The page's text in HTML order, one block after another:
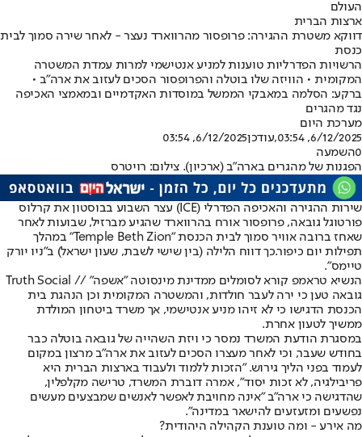
העולם
ארצות הברית
דווקא משטרת ההגירה: פרופסור מהרווארד נעצר - לאחר שירה סמוך לבית
כנסת
הרשויות הפדרליות טוענות למניע אנטישמי למרות עמדת המשטרה
המקומית • הוויזה שלו בוטלה והפרופסור הסכים לעזוב את ארה"ב •
ברקע: הסלמה במאבקי הממשל במוסדות האקדמיים ובמאמצי האכיפה
נגד מהגרים
מערכת היום
6/12/2025, 03:54
,עודכן6/12/2025, 03:54
0השמעה
הפגנות של מהגרים בארה"ב (ארכיון). צילום: רויטרס
שירות ההגירה והאכיפה הפדרלי (ICE) עצר השבוע בבוסטון את קרלוס
פורטוגל גובאה, פרופסור אורח בהרווארד שהגיע מברזיל, שבועות לאחר
שאחז ברובה אוויר סמוך לבית הכנסת "Temple Beth Zion" במהלך
תפילות יום כיפור.כך דווח הלילה (בין שישי לשבת, שעון ישראל) ב"ניו יורק
טיימס".
הנשיא טראמפ קורא לסומלים ממדינת מינסוטה "אשפה" // Truth Social
גובאה טען כי ירה לעבר חולדות, והמשטרה המקומית וכן הנהגת בית
הכנסת הדגישו כי לא זיהו מניע אנטישמי, אך משרד ביטחון המולדת
ממשיך לטעון אחרת.
במסגרת הודעת המשרד נמסר כי ויזת השהייה של גובאה בוטלה כבר
בחודש שעבר, וכי לאחר מעצרו הסכים לעזוב את ארה"ב מרצון במקום
לעמוד בפני הליך גירוש. "הזכות ללמוד ולעבוד בארצות הברית היא
פריבילגיה, לא זכות יסוד", אמרה דוברת המשרד, טרישה מקלפלין,
שהדגישה כי ארה"ב "אינה מחויבת לאפשר לאנשים שמבצעים מעשים
נפשעים ומזעזעים להישאר במדינה".
מה אירע - ומה טוענת הקהילה היהודית?